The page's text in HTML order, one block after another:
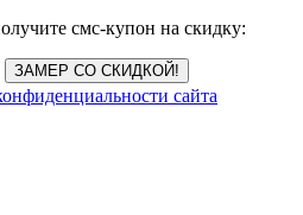
смс-купон на скидку:
ЗАМЕР СО СКИДКОЙ!
сайта